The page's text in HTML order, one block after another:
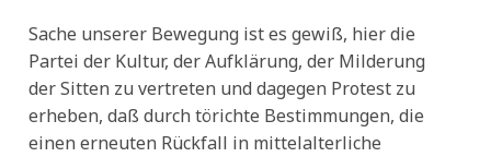
Sache unserer Bewegung ist es gewiß, hier die
Partei der Kultur, der Aufklärung, der Milderung
der Sitten zu vertreten und dagegen Protest zu
erheben, daß durch törichte Bestimmungen, die
einen erneuten Rückfall in mittelalterliche